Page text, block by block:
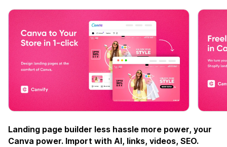
Landing page builder less hassle more power, your
Canva power. Import with AI, links, videos, SEO.